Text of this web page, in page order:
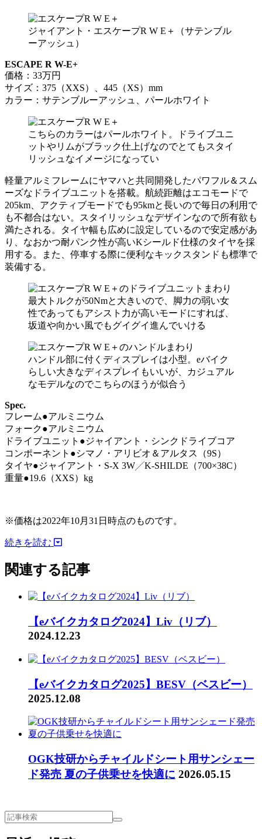
ジャイアント・エスケープR W E＋（サテンブル
ーアッシュ）
ESCAPE R W-E+
価格：33万円
サイズ：375（XXS）、445（XS）mm
カラー：サテンブルーアッシュ、パールホワイト
こちらのカラーはパールホワイト。ドライブユニ
ットやリムがブラック仕上げなのでとてもスタイ
リッシュなイメージになってい
軽量アルミフレームにヤマハと共同開発したパワフル＆スム
ーズなドライブユニットを搭載。航続距離はエコモードで
205km、アクティブモードでも95kmと長いので毎日の利用で
も不都合はない。スタイリッシュなデザインなので所有欲も
満たされる。タイヤ幅も広めに設定しているので安定感があ
り、なおかつ耐パンク性が高いKシールド仕様のタイヤを採
用する。また、停車する際に便利なキックスタンドも標準で
装備する。
最大トルクが50Nmと大きいので、脚力の弱い女
性であってもアシスト力が高いモードにすれば、
坂道や向かい風でもグイグイ進んでいける
ハンドル部に付くディスプレイは小型。eバイク
らしい大きなディスプレイもいいが、カジュアル
なモデルなのでこちらのほうが似合う
Spec.
フレーム●アルミニウム
フォーク●アルミニウム
ドライブユニット●ジャイアント・シンクドライブコア
コンポーネント●シマノ・アリビオ＆アルタス（9S）
タイヤ●ジャイアント・S-X 3W╱K-SHILDE（700×38C）
重量●19.6（XXS）kg
※価格は2022年10月31日時点のものです。
続きを読む
関連する記事
【eバイクカタログ2024】Liv（リブ）
2024.12.23
【eバイクカタログ2025】BESV（ベスビー）
2025.12.08
OGK技研からチャイルドシート用サンシェー
ド発売 夏の子供乗せを快適に 2026.05.15